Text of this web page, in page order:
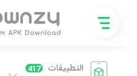
التطبيقات 417